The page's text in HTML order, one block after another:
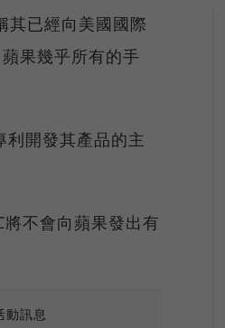
其已經向美國國際
果幾乎所有的手
開發其產品的主
不會向蘋果發出有
動訊息